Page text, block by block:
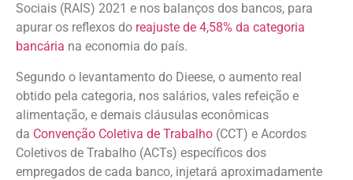
Sociais (RAIS) 2021 e nos balanços dos bancos, para
apurar os reflexos do reajuste de 4,58% da categoria
bancária na economia do país.
Segundo o levantamento do Dieese, o aumento real
obtido pela categoria, nos salários, vales refeição e
alimentação, e demais cláusulas econômicas
da Convenção Coletiva de Trabalho (CCT) e Acordos
Coletivos de Trabalho (ACTs) específicos dos
empregados de cada banco, injetará aproximadamente